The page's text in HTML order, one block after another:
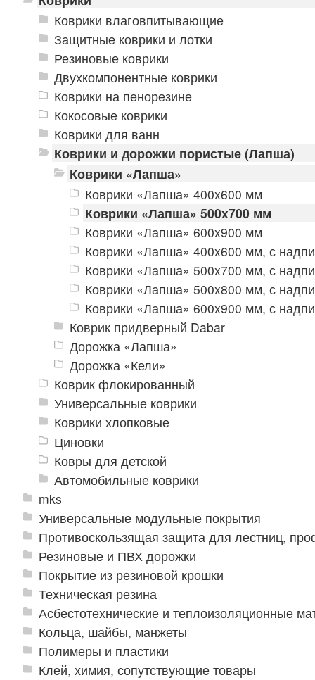
Коврики влаговпитывающие
Защитные коврики и лотки
Резиновые коврики
Двухкомпонентные коврики
Коврики на пенорезине
Кокосовые коврики
Коврики для ванн
Коврики и дорожки пористые (Лапша)
Коврики «Лапша»
Коврики «Лапша» 400x600 мм
Коврики «Лапша» 500x700 мм
Коврики «Лапша» 600x900 мм
Коврики «Лапша» 400x600 мм, с
Коврики «Лапша» 500x700 мм, с
Коврики «Лапша» 500x800 мм, с
Коврики «Лапша» 600x900 мм, с
Коврик придверный Dabar
Дорожка «Лапша»
Дорожка «Кели»
Коврик флокированный
Универсальные коврики
Коврики хлопковые
Циновки
Ковры для детской
Автомобильные коврики
mks
Универсальные модульные покрытия
Противоскользящая защита для лестниц,
Резиновые и ПВХ дорожки
Покрытие из резиновой крошки
Техническая резина
Асбестотехнические и теплоизоляционные
Кольца, шайбы, манжеты
Полимеры и пластики
Клей, химия, сопутствующие товары